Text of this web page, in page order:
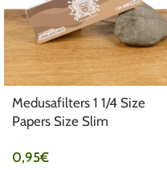
Medusafilters 1 1/4 Size
Papers Size Slim
0,95€